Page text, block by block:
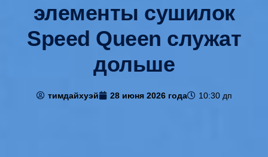
элементы сушилок
Speed Queen служат
дольше
тимдайхуэй 28 июня 2026 года 10:30 дп